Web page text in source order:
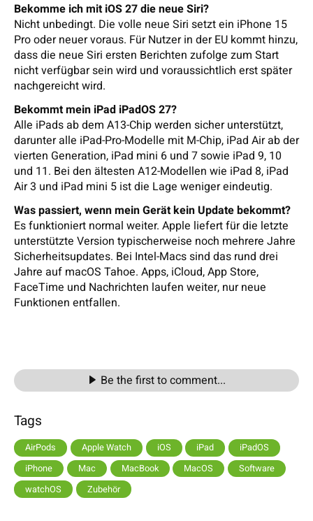
Bekomme ich mit iOS 27 die neue Siri?
Nicht unbedingt. Die volle neue Siri setzt ein iPhone 15
Pro oder neuer voraus. Für Nutzer in der EU kommt hinzu,
dass die neue Siri ersten Berichten zufolge zum Start
nicht verfügbar sein wird und voraussichtlich erst später
nachgereicht wird.
Bekommt mein iPad iPadOS 27?
Alle iPads ab dem A13-Chip werden sicher unterstützt,
darunter alle iPad-Pro-Modelle mit M-Chip, iPad Air ab der
vierten Generation, iPad mini 6 und 7 sowie iPad 9, 10
und 11. Bei den ältesten A12-Modellen wie iPad 8, iPad
Air 3 und iPad mini 5 ist die Lage weniger eindeutig.
Was passiert, wenn mein Gerät kein Update bekommt?
Es funktioniert normal weiter. Apple liefert für die letzte
unterstützte Version typischerweise noch mehrere Jahre
Sicherheitsupdates. Bei Intel-Macs sind das rund drei
Jahre auf macOS Tahoe. Apps, iCloud, App Store,
FaceTime und Nachrichten laufen weiter, nur neue
Funktionen entfallen.
Be the first to comment...
Tags
AirPods Apple Watch iOS iPad
iPadOS
iPhone
Mac MacBook MacOS
Software
watchOS
Zubehör